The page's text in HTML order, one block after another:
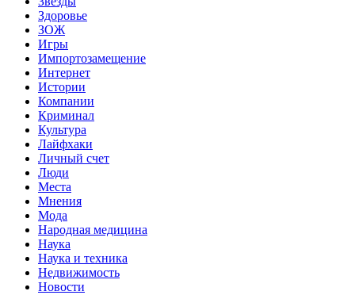
Здоровье
ЗОЖ
Игры
Импортозамещение
Интернет
Истории
Компании
Криминал
Культура
Лайфхаки
Личный счет
Люди
Места
Мнения
Мода
Народная медицина
Наука
Наука и техника
Недвижимость
Новости